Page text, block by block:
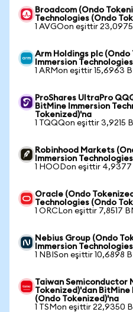
Broadcom (Ondo
Technologies (Ondo
1 AVGOon eşittir
Arm Holdings plc
Immersion
1 ARMon eşittir 15,6963
ProShares UltraPro
BitMine Immersion
Tokenized)'na
1 TQQQon eşittir 3,9215
Robinhood Markets
Immersion
1 HOODon eşittir 4,9377
Oracle (Ondo
Technologies (Ondo
1 ORCLon eşittir 7,8517
Nebius Group (Ondo
Immersion
1 NBISon eşittir 10,6898
Taiwan Semiconductor
Tokenized)'dan BitMine
(Ondo Tokenized)'na
1 TSMon eşittir 22,9350